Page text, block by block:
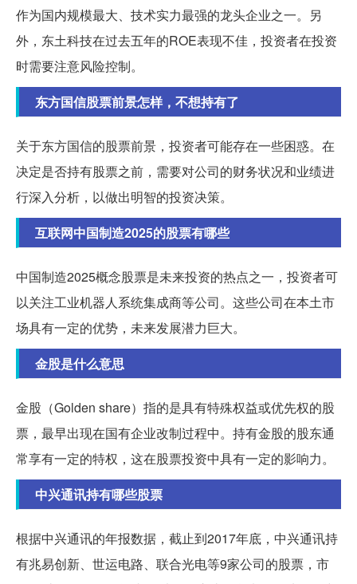
作为国内规模最大、技术实力最强的龙头企业之一。另
外，东土科技在过去五年的ROE表现不佳，投资者在投资
时需要注意风险控制。
东方国信股票前景怎样，不想持有了
关于东方国信的股票前景，投资者可能存在一些困惑。在
决定是否持有股票之前，需要对公司的财务状况和业绩进
行深入分析，以做出明智的投资决策。
互联网中国制造2025的股票有哪些
中国制造2025概念股票是未来投资的热点之一，投资者可
以关注工业机器人系统集成商等公司。这些公司在本土市
场具有一定的优势，未来发展潜力巨大。
金股是什么意思
金股（Golden share）指的是具有特殊权益或优先权的股
票，最早出现在国有企业改制过程中。持有金股的股东通
常享有一定的特权，这在股票投资中具有一定的影响力。
中兴通讯持有哪些股票
根据中兴通讯的年报数据，截止到2017年底，中兴通讯持
有兆易创新、世运电路、联合光电等9家公司的股票，市